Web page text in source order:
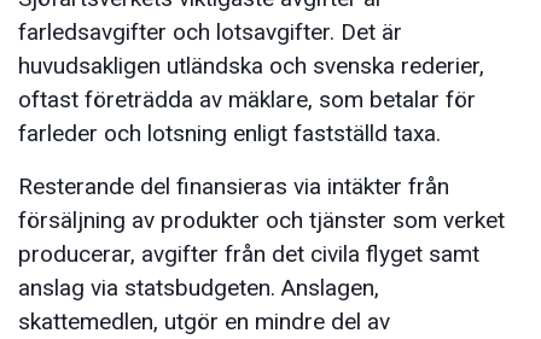
farledsavgifter och lotsavgifter. Det är
huvudsakligen utländska och svenska rederier,
oftast företrädda av mäklare, som betalar för
farleder och lotsning enligt fastställd taxa.
Resterande del finansieras via intäkter från
försäljning av produkter och tjänster som verket
producerar, avgifter från det civila flyget samt
anslag via statsbudgeten. Anslagen,
skattemedlen, utgör en mindre del av